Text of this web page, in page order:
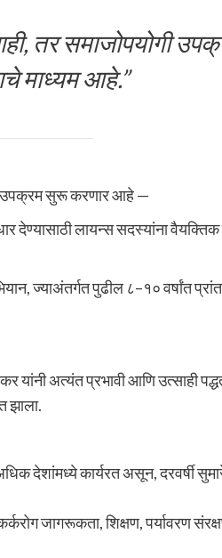
तर समाजोपयोगी
माध्यम आहे.”
उपक्रम सुरू करणार आहे —
देण्यासाठी लायन्स सदस्यांना वैयक्तिक
ज्याअंतर्गत पुढील ८–१० वर्षांत
अत्यंत प्रभावी आणि उत्साही
झाला.
देशांमध्ये कार्यरत असून, दरवर्षी
जागरूकता, शिक्षण, पर्यावरण